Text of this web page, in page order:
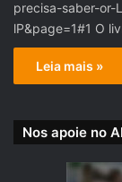
precisa-saber-or-
lP&page=1#1 O
Leia mais »
Nos apoie no